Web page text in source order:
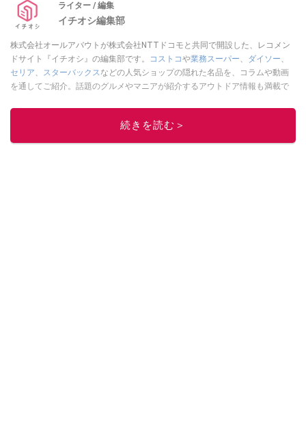
ライター / 編集
イチオシ編集部
株式会社オールアバウトが株式会社NTTドコモと共同で開設した、レコメン
ドサイト『イチオシ』の編集部です。
コストコや業務スーパー、 ダイソー、
セリア、 スターバックスなどの人気ショップの隠れた名品を、コラムや動画
を通してご紹介。話題のグルメやマニアが紹介するアウトドア情報も満載で
レビューしています。毎日トレンド情報をお届けしているので、ぜひ
してください！続きを読む＞